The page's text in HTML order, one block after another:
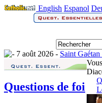
English Espanol
7 août 2026 - Saint
Questions de foi